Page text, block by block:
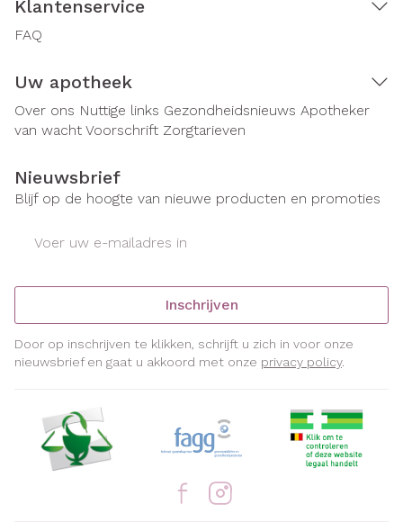
Klantenservice
FAQ
Uw apotheek
Over ons Nuttige links Gezondheidsnieuws Apotheker
van wacht Voorschrift Zorgtarieven
Nieuwsbrief
Blijf op de hoogte van nieuwe producten en promoties
Inschrijven
Door op inschrijven te klikken, schrijft u zich in voor onze
nieuwsbrief en gaat u akkoord met onze privacy policy.